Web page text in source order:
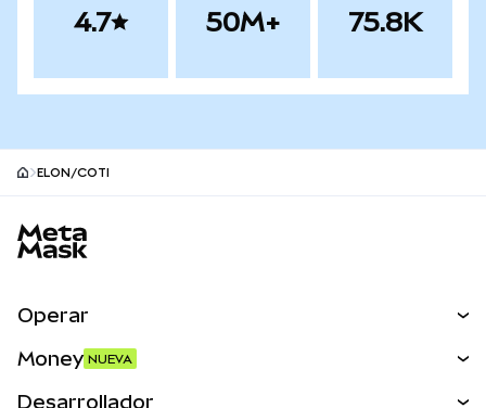
4.7 50M+ 75.8K
ELON/COTI
Operar
Money NUEVA
Desarrollador